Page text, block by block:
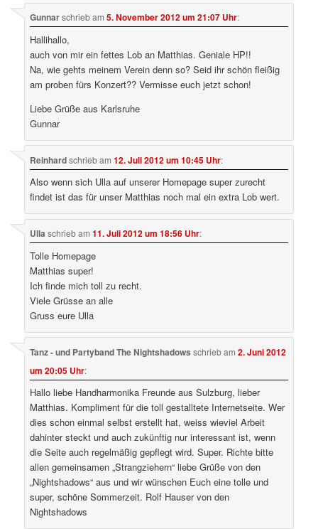
Gunnar schriebam 5. November 2012 um 21:07 Uhr:
Hallihallo,
auch von mir ein fettes Lob an Matthias. Geniale HP!!
Na, wie gehts meinem Verein denn so? Seid ihr schön fleißig
am proben fürs Konzert?? Vermisse euch jetzt schon!
Liebe Grüße aus Karlsruhe
Gunnar
Reinhard schriebam 12. Juli 2012 um 10:45 Uhr:
Also wenn sich Ulla auf unserer Homepage super zurecht
findet ist das für unser Matthias noch mal ein extra Lob wert.
Ulla schriebam 11. Juli 2012 um 18:56 Uhr:
Tolle Homepage
Matthias super!
Ich finde mich toll zu recht.
Viele Grüsse an alle
Gruss eure Ulla
Tanz - und Partyband The Nightshadows schriebam 2. Juni 2012
um 20:05 Uhr:
Hallo liebe Handharmonika Freunde aus Sulzburg, lieber
Matthias. Kompliment für die toll gestalltete Internetseite. Wer
dies schon einmal selbst erstellt hat, weiss wieviel Arbeit
dahinter steckt und auch zukünftig nur interessant ist, wenn
die Seite auch regelmäßig gepflegt wird. Super. Richte bitte
allen gemeinsamen „Strangziehern“ liebe Grüße von den
„Nightshadows“ aus und wir wünschen Euch eine tolle und
super, schöne Sommerzeit. Rolf Hauser von den
Nightshadows